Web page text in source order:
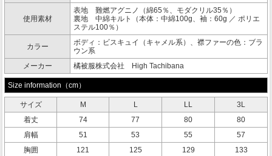
使用素材
表地 難燃アグニノ（綿65％、モダクリル35％）
裏地 中綿キルト（本体：中綿100g、袖：60g ／ ポリエ
ステル100％）
カラー
ボディ：ビスキュイ（キャメル系）、襟ファーの色：ブラ
ウン系
メーカー
橘被服株式会社 High Tachibana
Size information（cm）
サイズ M L LL
3L
着丈
74 77 80
80
肩幅
51 53 55
57
胸囲
121 125 129
133